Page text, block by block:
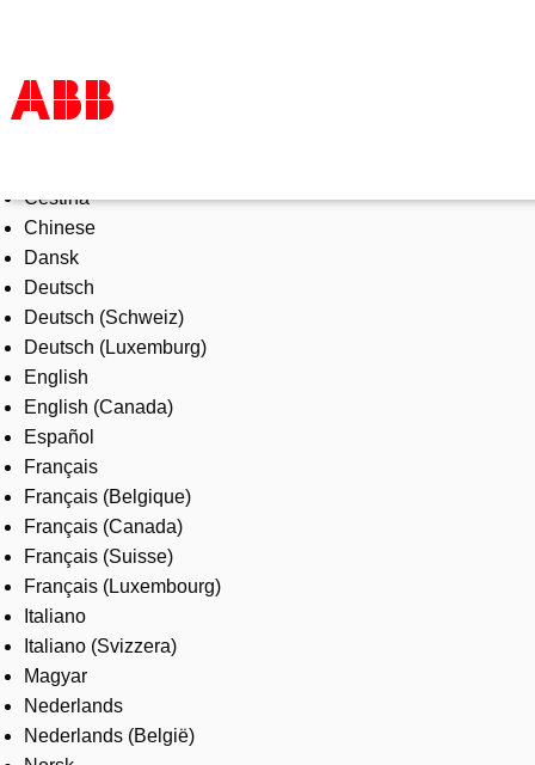
Products & Solutions
Industries
Services
About us
Where to buy
Contact us
Careers
Čeština
Chinese
Dansk
Deutsch
Deutsch (Schweiz)
Deutsch (Luxemburg)
English
English (Canada)
Español
Français
Français (Belgique)
Français (Canada)
Français (Suisse)
Français (Luxembourg)
Italiano
Italiano (Svizzera)
Magyar
Nederlands
Nederlands (België)